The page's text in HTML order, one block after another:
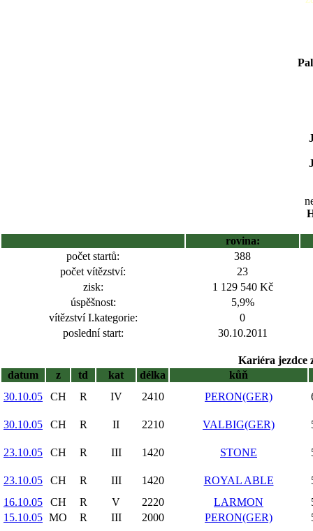
rovina:
počet startů:
388
počet vítězství:
23
zisk:
1 129 540 Kč
úspěšnost:
5,9%
vítězství I.kategorie:
0
poslední start:
30.10.2011
Kariéra jezdce
datum
z td kat délka
kůň
30.10.05
CH R IV 2410 PERON(GER)
30.10.05 CH R II 2210 VALBIG(GER)
23.10.05 CH R III 1420 STONE
23.10.05 CH R III 1420 ROYAL ABLE
16.10.05
CH R V 2220 LARMON
15.10.05 MO R III 2000 PERON(GER)